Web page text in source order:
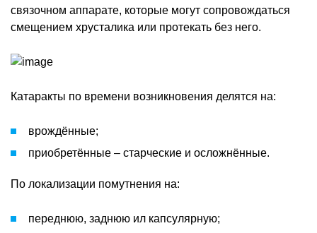
связочном аппарате, которые могут сопровождаться
смещением хрусталика или протекать без него.
Катаракты по времени возникновения делятся на:
врождённые;
приобретённые – старческие и осложнённые.
По локализации помутнения на:
переднюю, заднюю ил капсулярную;